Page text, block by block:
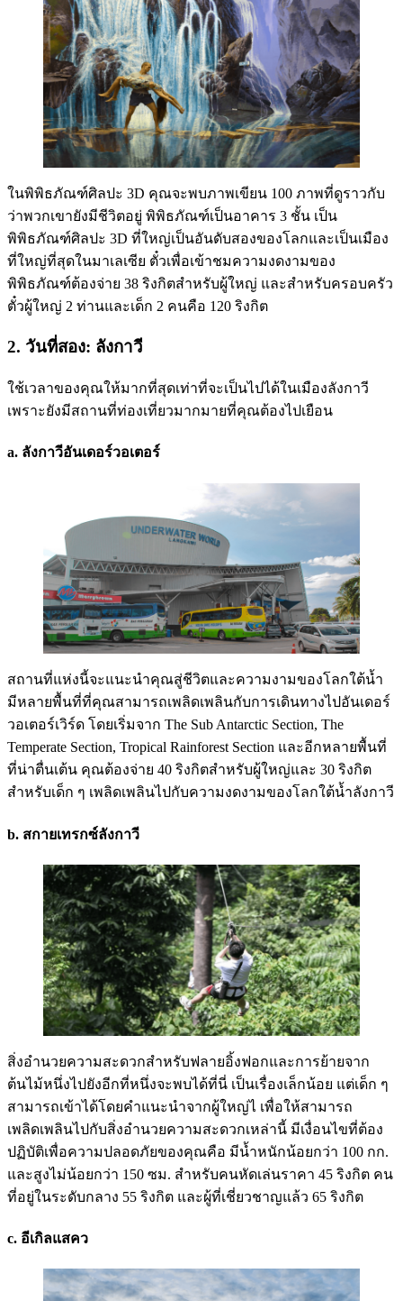
ในพิพิธภัณฑ์ศิลปะ 3D คุณจะพบภาพเขียน 100 ภาพที่ดูราวกับ
ว่าพวกเขายังมีชีวิตอยู่ พิพิธภัณฑ์เป็นอาคาร 3 ชั้น เป็น
พิพิธภัณฑ์ศิลปะ 3D ที่ใหญ่เป็นอันดับสองของโลกและเป็นเมือง
ที่ใหญ่ที่สุดในมาเลเซีย ตั๋วเพื่อเข้าชมความงดงามของ
พิพิธภัณฑ์ต้องจ่าย 38 ริงกิตสำหรับผู้ใหญ่ และสำหรับครอบครัว
ตั๋วผู้ใหญ่ 2 ท่านและเด็ก 2 คนคือ 120 ริงกิต
2. วันที่สอง: ลังกาวี
ใช้เวลาของคุณให้มากที่สุดเท่าที่จะเป็นไปได้ในเมืองลังกาวี
เพราะยังมีสถานที่ท่องเที่ยวมากมายที่คุณต้องไปเยือน
a. ลังกาวีอันเดอร์วอเตอร์
สถานที่แห่งนี้จะแนะนำคุณสู่ชีวิตและความงามของโลกใต้น้ำ
มีหลายพื้นที่ที่คุณสามารถเพลิดเพลินกับการเดินทางไปอันเดอร์
วอเตอร์เวิร์ด โดยเริ่มจาก The Sub Antarctic Section, The
Temperate Section, Tropical Rainforest Section และอีกหลายพื้นที่
ที่น่าตื่นเต้น คุณต้องจ่าย 40 ริงกิตสำหรับผู้ใหญ่และ 30 ริงกิต
สำหรับเด็ก ๆ เพลิดเพลินไปกับความงดงามของโลกใต้น้ำลังกาวี
b. สกายเทรกซ์ลังกาวี
สิ่งอำนวยความสะดวกสำหรับฟลายอิ้งฟอกและการย้ายจาก
ต้นไม้หนึ่งไปยังอีกที่หนึ่งจะพบได้ที่นี่ เป็นเรื่องเล็กน้อย แต่เด็ก ๆ
สามารถเข้าได้โดยคำแนะนำจากผู้ใหญ่ไ เพื่อให้สามารถ
เพลิดเพลินไปกับสิ่งอำนวยความสะดวกเหล่านี้ มีเงื่อนไขที่ต้อง
ปฏิบัติเพื่อความปลอดภัยของคุณคือ มีน้ำหนักน้อยกว่า 100 กก.
และสูงไม่น้อยกว่า 150 ซม. สำหรับคนหัดเล่นราคา 45 ริงกิต คน
ที่อยู่ในระดับกลาง 55 ริงกิต และผู้ที่เชี่ยวชาญแล้ว 65 ริงกิต
c. อีเกิลแสคว